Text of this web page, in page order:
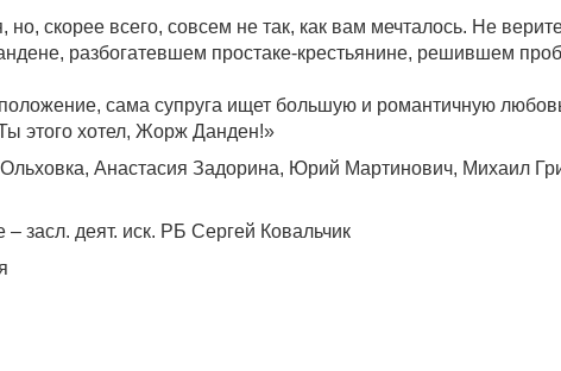
но, скорее всего, совсем не так, как вам мечталось. Не
разбогатевшем простаке-крестьянине, решившем
сама супруга ищет большую и романтичную
этого хотел, Жорж Данден!»
Ольховка, Анастасия Задорина, Юрий Мартинович, Михаил
засл. деят. иск. РБ Сергей Ковальчик